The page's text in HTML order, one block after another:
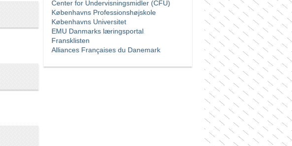
Center for Undervisningsmidler (CFU)
Københavns Professionshøjskole
Københavns Universitet
EMU Danmarks læringsportal
Fransklisten
Alliances Françaises du Danemark